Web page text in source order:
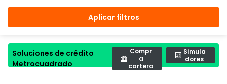
Aplicar filtros
Soluciones de crédito
Metrocuadrado
Compr
a
cartera
Simula
dores